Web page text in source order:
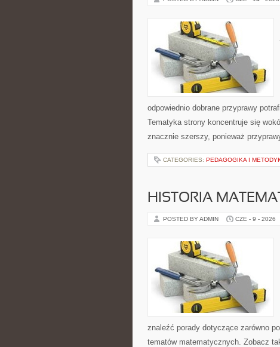
odpowiednio dobrane przyprawy
Tematyka strony koncentruje się
znacznie szerszy, ponieważ
CATEGORIES: PEDAGOGIKA I
HISTORIA
POSTED BY ADMIN CZE - 9 - 2026
znaleźć porady dotyczące zarówno
tematów matematycznych. Zobacz